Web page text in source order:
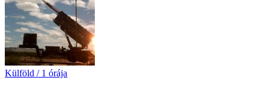
Külföld / 1 órája